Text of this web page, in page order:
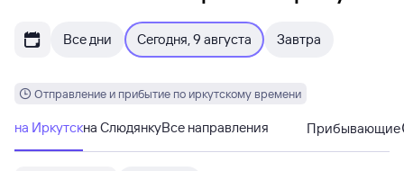
Все дни Сегодня, 9 августа Завтра
Отправление и прибытие по иркутскому времени
на Иркутскна СлюдянкуВсе направления Прибывающие